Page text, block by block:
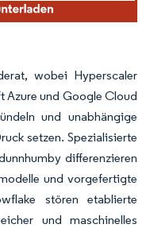
wobei Hyperscaler
Azure und Google Cloud
und unabhängige
setzen. Spezialisierte
differenzieren
und vorgefertigte
stören etablierte
und maschinelles